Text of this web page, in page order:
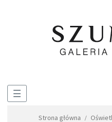
Toggle
☰
Strona główna